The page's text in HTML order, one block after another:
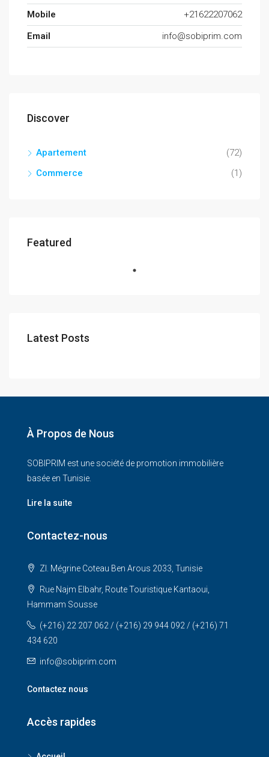
Mobile
+21622207062
Email
info@sobiprim.com
Discover
Apartement
(72)
Commerce
(1)
Featured
Latest Posts
À Propos de Nous
SOBIPRIM est une société de promotion immobilière
basée en Tunisie.
Lire la suite
Contactez-nous
ZI. Mégrine Coteau Ben Arous 2033, Tunisie
Rue Najm Elbahr, Route Touristique Kantaoui,
Hammam Sousse
(+216) 22 207 062 / (+216) 29 944 092 / (+216) 71
434 620
info@sobiprim.com
Contactez nous
Accès rapides